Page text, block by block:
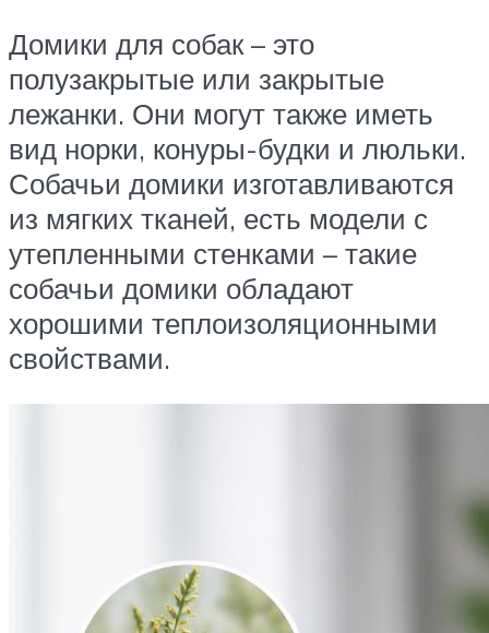
Домики для собак – это
полузакрытые или закрытые
лежанки. Они могут также иметь
вид норки, конуры-будки и люльки.
Собачьи домики изготавливаются
из мягких тканей, есть модели с
утепленными стенками – такие
собачьи домики обладают
хорошими теплоизоляционными
свойствами.